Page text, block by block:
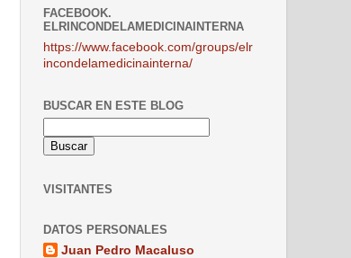
FACEBOOK.
ELRINCONDELAMEDICINAINTERNA
https://www.facebook.com/groups/elr
incondelamedicinainterna/
BUSCAR EN ESTE BLOG
VISITANTES
DATOS PERSONALES
Juan Pedro Macaluso